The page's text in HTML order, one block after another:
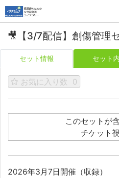
🎥【3/7配信】創傷管理
セット情報 セット
お気に入り数 0
このセットが
チケット
2026年3月7日開催（収録）